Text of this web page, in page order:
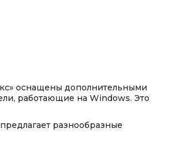
оснащены дополнительными
работающие на Windows. Это
разнообразные